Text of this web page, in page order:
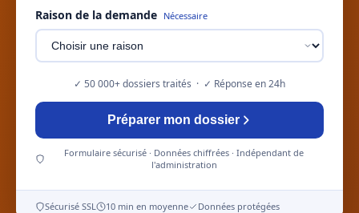
Raison de la demande Nécessaire
✓ 50 000+ dossiers traités · ✓ Réponse en 24h
Préparer mon dossier
Formulaire sécurisé · Données chiffrées · Indépendant de
l'administration
Sécurisé SSL 10 min en moyenne Données protégées